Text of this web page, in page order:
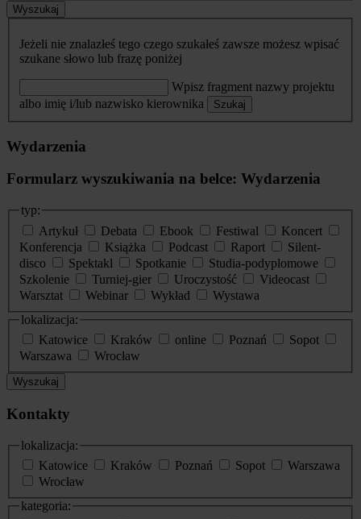
Wyszukaj
Jeżeli nie znalazłeś tego czego szukałeś zawsze możesz wpisać
szukane słowo lub frazę poniżej
Wpisz fragment nazwy projektu
albo imię i/lub nazwisko kierownika
Szukaj
Wydarzenia
Formularz wyszukiwania na belce: Wydarzenia
typ:
Artykuł
Debata Ebook Festiwal
Koncert
Konferencja
Książka Podcast Raport
Silent-
disco
Spektakl Spotkanie
Studia-podyplomowe
Szkolenie
Turniej-gier Uroczystość
Videocast
Warsztat
Webinar Wykład
Wystawa
lokalizacja:
Katowice
Kraków online Poznań
Sopot
Warszawa
Wrocław
Wyszukaj
Kontakty
lokalizacja:
Katowice
Kraków Poznań Sopot
Warszawa
Wrocław
kategoria: